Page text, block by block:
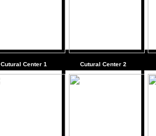
Cutural Center 1 Cutural Center 2